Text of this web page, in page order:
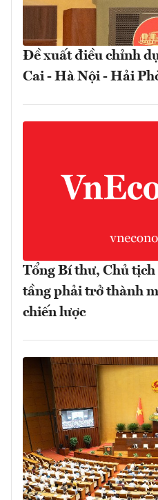
Đề xuất điều chỉnh
Cai - Hà Nội - Hải
Tổng Bí thư, Chủ
tầng phải trở thành
chiến lược